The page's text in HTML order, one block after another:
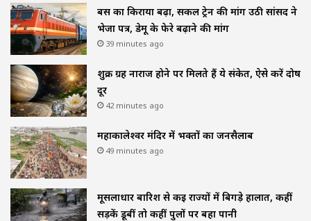
बस का किराया बढ़ा, सर्कल ट्रेन की मांग उठी सांसद ने
भेजा पत्र, डेमू के फेरे बढ़ाने की मांग
39 minutes ago
शुक्र ग्रह नाराज होने पर मिलते हैं ये संकेत, ऐसे करें दोष
दूर
42 minutes ago
महाकालेश्वर मंदिर में भक्तों का जनसैलाब
49 minutes ago
मूसलाधार बारिश से कई राज्यों में बिगड़े हालात, कहीं
सड़कें डूबीं तो कहीं पुलों पर बहा पानी